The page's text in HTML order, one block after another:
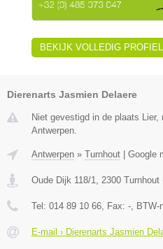
BEKIJK VOLLEDIG PROFIEL
Dierenarts Jasmien Delaere
Niet gevestigd in de plaats
Antwerpen.
Antwerpen » Turnhout Google
Oude Dijk 118/1 2300 Turnhout
Tel: 014 89 10 66 , Fax: - , BTW-
E-mail › Dierenarts Jasmien